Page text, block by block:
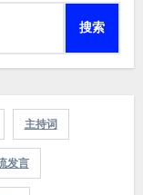
主持词
发言